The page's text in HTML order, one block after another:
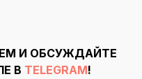
И ОБСУЖДАЙТЕ
В TELEGRAM!